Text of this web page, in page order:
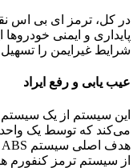
در کل، ترمز ای بی اس
پایداری و ایمنی خودروها
شرایط غیرایمن را
عیب یابی و رفع ایراد
این سیستم از یک سیستم
می‌کند که توسط یک واحد
از سیستم ترمز کنفورم